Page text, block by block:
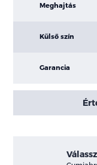
Meghajtás
Külső szín
Garancia